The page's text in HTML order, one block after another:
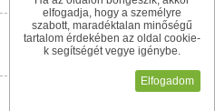
a
elfogadja, hogy a személyre
szabott, maradéktalan minőségű
tartalom érdekében az oldal cookie-
k segítségét vegye igénybe.
Elfogadom